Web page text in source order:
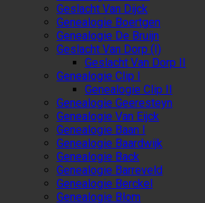
Geslacht Van Dijck
Genealogie Boertgen
Genealogie De Bruijn
Geslacht Van Dorp (I)
Geslacht Van Dorp II
Genealogie Clip I
Genealogie Clip II
Genealogie Geeresteyn
Genealogie Van Eijck
Genealogie Baan I
Genealogie Baardwijk
Genealogie Back
Genealogie Barreveld
Genealogie Berckel
Genealogie Blom